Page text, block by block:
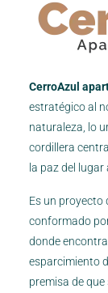
CerroAzul
estratégico al
naturaleza, lo
cordillera
la paz del
Es un proyecto
conformado
donde
esparcimiento
premisa de